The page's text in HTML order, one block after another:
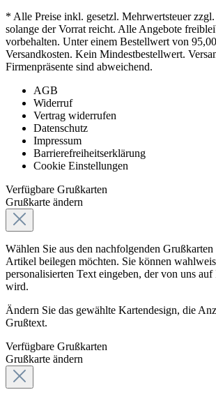
* Alle Preise inkl. gesetzl. Mehrwertsteuer zzgl.
solange der Vorrat reicht. Alle Angebote
vorbehalten. Unter einem Bestellwert von
Versandkosten. Kein Mindestbestellwert.
Firmenpräsente sind abweichend.
AGB
Widerruf
Vertrag widerrufen
Datenschutz
Impressum
Barrierefreiheitserklärung
Cookie Einstellungen
Verfügbare Grußkarten
Grußkarte ändern
Wählen Sie aus den nachfolgenden
Artikel beilegen möchten. Sie können
personalisierten Text eingeben, der von uns
wird.
Ändern Sie das gewählte Kartendesign, die
Grußtext.
Verfügbare Grußkarten
Grußkarte ändern